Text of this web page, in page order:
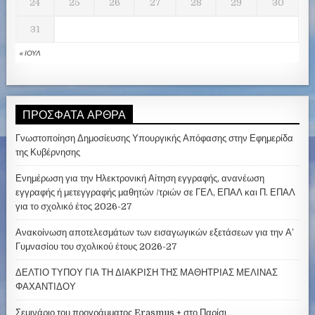
« ΙΟΎΛ
24 25 26 27 28 29 30
31
ΠΡΌΣΦΑΤΑ ΆΡΘΡΑ
Γνωστοποίηση Δημοσίευσης Υπουργικής Απόφασης στην Εφημερίδα
της Κυβέρνησης
Ενημέρωση για την Ηλεκτρονική Αίτηση εγγραφής, ανανέωση
εγγραφής ή μετεγγραφής μαθητών /τριών σε ΓΕΛ, ΕΠΑΛ και Π. ΕΠΑΛ
για το σχολικό έτος 2026-27
Ανακοίνωση αποτελεσμάτων των εισαγωγικών εξετάσεων για την Α’
Γυμνασίου του σχολικού έτους 2026-27
ΔΕΛΤΙΟ ΤΥΠΟΥ ΓΙΑ ΤΗ ΔΙΑΚΡΙΣΗ ΤΗΣ ΜΑΘΗΤΡΙΑΣ ΜΕΛΙΝΑΣ
ΦΑΧΑΝΤΙΔΟΥ
Σεμινάριο του προγράμματος Erasmus + στο Παρίσι